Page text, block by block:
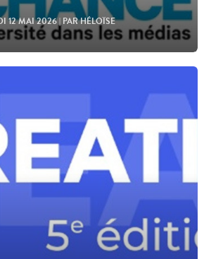
12 MAI 2026| PAR HÉLOÏSE